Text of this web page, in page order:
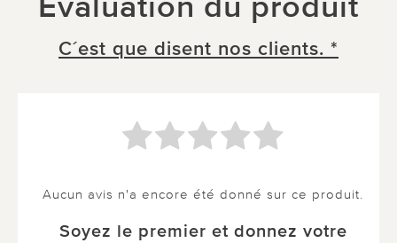
C´est que disent nos clients. *
Aucun avis n'a encore été donné sur ce produit.
Soyez le premier et donnez votre